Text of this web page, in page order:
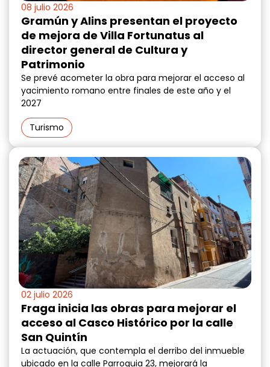
08 julio 2026
Gramún y Alins presentan el proyecto
de mejora de Villa Fortunatus al
director general de Cultura y
Patrimonio
Se prevé acometer la obra para mejorar el acceso al
yacimiento romano entre finales de este año y el
2027
Turismo
02 julio 2026
Fraga inicia las obras para mejorar el
acceso al Casco Histórico por la calle
San Quintín
La actuación, que contempla el derribo del inmueble
ubicado en la calle Parroquia 23, mejorará la